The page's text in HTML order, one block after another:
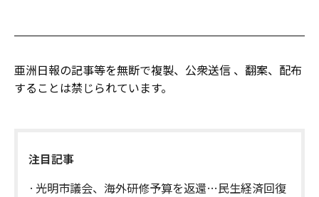
亜洲日報の記事等を無断で複製、公衆送信 、翻案、配布
することは禁じられています。
注目記事
光明市議会、海外研修予算を返還…民生経済回復